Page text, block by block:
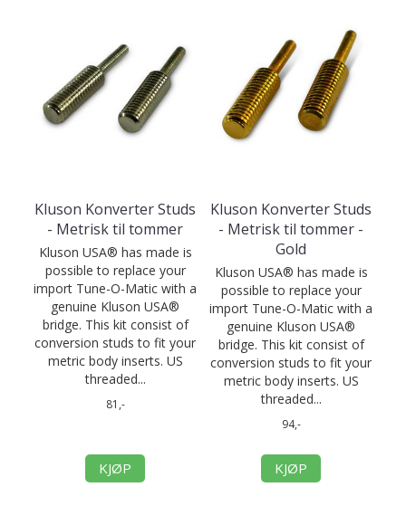
Kluson Konverter Studs
- Metrisk til tommer
Kluson USA® has made is
possible to replace your
import Tune-O-Matic with a
genuine Kluson USA®
bridge. This kit consist of
conversion studs to fit your
metric body inserts. US
threaded...
81,-
KJØP
Kluson Konverter Studs
- Metrisk til tommer -
Gold
Kluson USA® has made is
possible to replace your
import Tune-O-Matic with a
genuine Kluson USA®
bridge. This kit consist of
conversion studs to fit your
metric body inserts. US
threaded...
94,-
KJØP